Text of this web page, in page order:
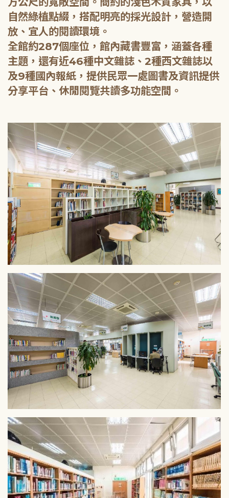
自然綠植點綴，搭配明亮的採光設計，營造開
放、宜人的閱讀環境。
全館約287個座位，館內藏書豐富，涵蓋各種
主題，還有近46種中文雜誌、2種西文雜誌以
及9種國內報紙，提供民眾一處圖書及資訊提供